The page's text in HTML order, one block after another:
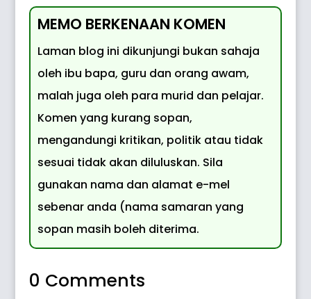
MEMO BERKENAAN KOMEN
Laman blog ini dikunjungi bukan sahaja
oleh ibu bapa, guru dan orang awam,
malah juga oleh para murid dan pelajar.
Komen yang kurang sopan,
mengandungi kritikan, politik atau tidak
sesuai tidak akan diluluskan. Sila
gunakan nama dan alamat e-mel
sebenar anda (nama samaran yang
sopan masih boleh diterima.
0 Comments